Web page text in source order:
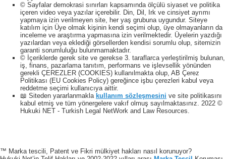
© Sayfalar demokrasi sınırları kapsamında ölçülü siyaset ve politika
içeren video veya yazılar içerebilir. Din, Dil, Irk ve cinsiyet ayrımı
yapmaya izin verilmeyen site, her yaş grubuna uygundur. Siteye
katılım için Üye olmak kişinin kendi seçimi olup, üye olmayanların da
inceleme ve araştırma yapmasına izin verilmektedir. Üyelerin yazdığı
yazılardan veya eklediği görsellerden kendisi sorumlu olup, sitemizin
garanti sorumluluğu bulunmamaktadır.
© İçeriklerde gerek site ve gerekse 3. taraflarca yerleştirilmiş bulunan,
iş, finans, pazarlama tanıtım, performans ve işlevsellik yönünden
gerekli ÇEREZLER (COOKIES) kullanılmakta olup, AB Çerez
Politikası (EU Cookies Policy) gereğince işbu çerezleri kabul veya
reddetme seçimi kullanıcıya aittir.
📖 Siteden yararlanmakla kullanım sözleşmesini ve site politikasını
kabul etmiş ve tüm yönergelere vakıf olmuş sayılmaktasınız. 2022 ©
Hukuki NET - Turkish Legal NetWork and Law Resources.
™ Marka tescili, Patent ve Fikri mülkiyet hakları nasıl korunuyor?